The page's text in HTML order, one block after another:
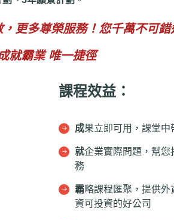
更多尊榮服務！您千萬不可錯
就霸業 唯一捷徑
課程效益：
成果立即可用，課堂中
就企業實際問題，幫您
務
霸略課程匯聚，提供外
資可投資的好公司